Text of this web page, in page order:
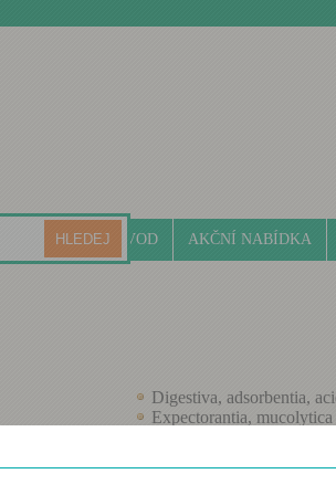
ÚVOD AKČNÍ NABÍDKA
Digestiva, adsorbentia,
Expectorantia, mucolytica